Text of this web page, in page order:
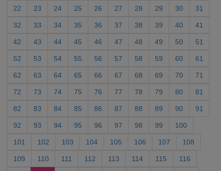
22 23 24 25 26 27 28 29 30 31
32 33 34 35 36 37 38 39 40 41
42 43 44 45 46 47 48 49 50 51
52 53 54 55 56 57 58 59 60 61
62 63 64 65 66 67 68 69 70 71
72 73 74 75 76 77 78 79 80 81
82 83 84 85 86 87 88 89 90 91
92 93 94 95 96 97 98 99 100
101 102 103 104 105 106 107 108
109 110 111 112 113 114 115 116